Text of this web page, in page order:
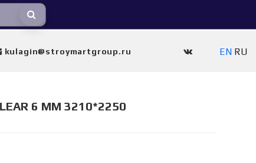
kulagin@stroymartgroup.ru EN RU
6 ММ 3210*2250